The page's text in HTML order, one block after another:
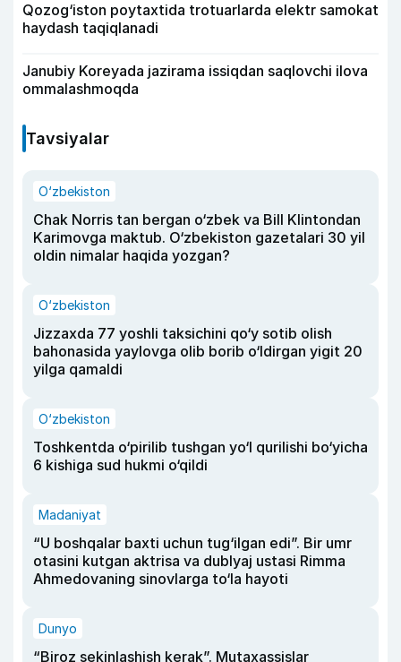
Qozog‘iston poytaxtida trotuarlarda elektr samokat
haydash taqiqlanadi
Janubiy Koreyada jazirama issiqdan saqlovchi ilova
ommalashmoqda
Tavsiyalar
O‘zbekiston
Chak Norris tan bergan o‘zbek va Bill Klintondan
Karimovga maktub. O‘zbekiston gazetalari 30 yil
oldin nimalar haqida yozgan?
O‘zbekiston
Jizzaxda 77 yoshli taksichini qo‘y sotib olish
bahonasida yaylovga olib borib o‘ldirgan yigit 20
yilga qamaldi
O‘zbekiston
Toshkentda o‘pirilib tushgan yo‘l qurilishi bo‘yicha
6 kishiga sud hukmi o‘qildi
Madaniyat
“U boshqalar baxti uchun tug‘ilgan edi”. Bir umr
otasini kutgan aktrisa va dublyaj ustasi Rimma
Ahmedovaning sinovlarga to‘la hayoti
Dunyo
“Biroz sekinlashish kerak”. Mutaxassislar